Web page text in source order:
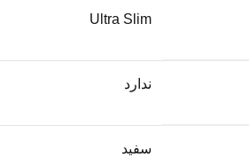
Ultra Slim
ندارد
سفید